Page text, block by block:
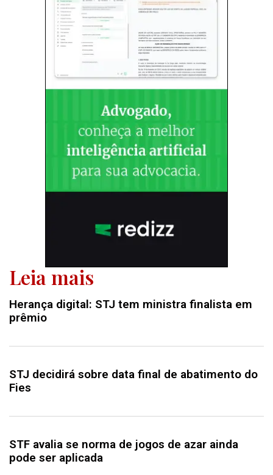
Leia mais
Herança digital: STJ tem ministra finalista em
prêmio
STJ decidirá sobre data final de abatimento do
Fies
STF avalia se norma de jogos de azar ainda
pode ser aplicada